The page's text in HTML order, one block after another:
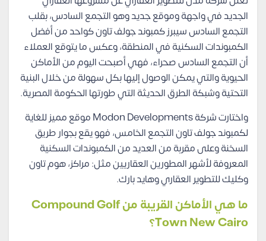
الجديد في واجهة وموقع جديد وهو التجمع السادس، بقلب
التجمع السادس سيبرز كمبوند جولف تاون كواحد من أفضل
الكمبوندات السكنية في المنطقة، وعكس ما يتوقع العملاء
أن التجمع السادس صحراء، فهي أصبحت اليوم من الأماكن
الحيوية والتي يمكن الوصول إليها بكل سهولة من خلال البنية
التحتية وشبكة الطرق الحديثة التي طورتها الحكومة المصرية.
واختارت شركة Modon Developments موقع مميز للغاية
لكمبوند جولف تاون التجمع الخامس، فهو يقع بجوار طريق
السخنة وعلى مقربة من العديد من الكمبوندات السكنية
المعروفة لأشهر المطورين العقاريين مثل: مراكز، هوم تاون
وكليك للتطوير العقاري وهايد بارك.
ما هي الأماكن القريبة من Compound Golf
Town New Cairo؟